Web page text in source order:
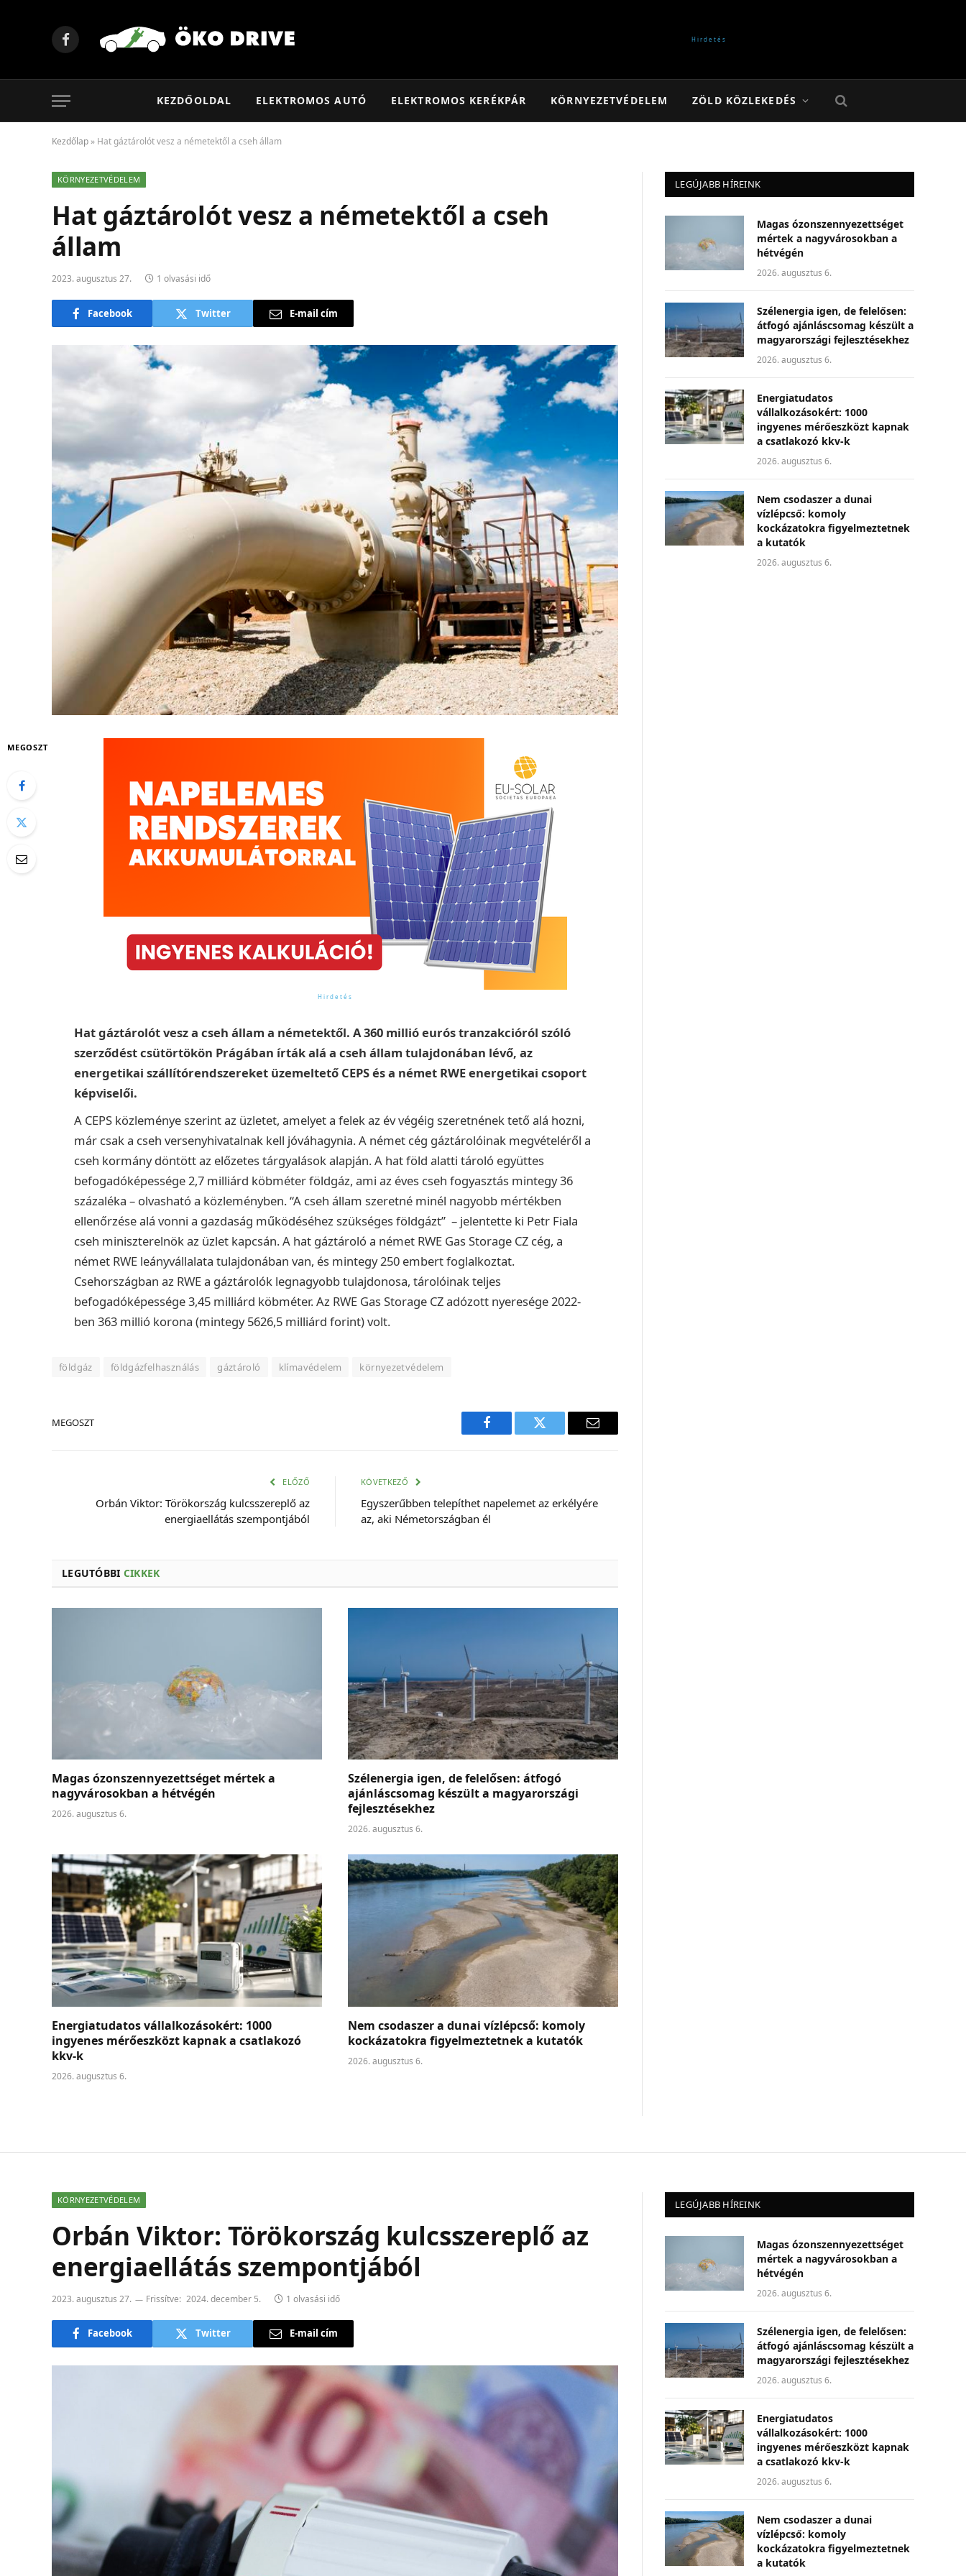
Facebook
KEZDŐOLDAL ELEKTROMOS AUTÓ ELEKTROMOS KERÉKPÁR KÖRNYEZETVÉDELEM ZÖLD KÖZLEKEDÉS
Kezdőlap » Hat gáztárolót vesz a németektől a cseh állam
KÖRNYEZETVÉDELEM
Hat gáztárolót vesz a németektől a cseh
állam
2023. augusztus 27. 1 olvasási idő
Facebook Twitter E-mail cím
MEGOSZT
Hat gáztárolót vesz a cseh állam a németektől. A 360 millió eurós tranzakcióról szóló
szerződést csütörtökön Prágában írták alá a cseh állam tulajdonában lévő, az
energetikai szállítórendszereket üzemeltető CEPS és a német RWE energetikai csoport
képviselői.
A CEPS közleménye szerint az üzletet, amelyet a felek az év végéig szeretnének tető alá hozni,
már csak a cseh versenyhivatalnak kell jóváhagynia. A német cég gáztárolóinak megvételéről a
cseh kormány döntött az előzetes tárgyalások alapján. A hat föld alatti tároló együttes
befogadóképessége 2,7 milliárd köbméter földgáz, ami az éves cseh fogyasztás mintegy 36
százaléka – olvasható a közleményben. “A cseh állam szeretné minél nagyobb mértékben
ellenőrzése alá vonni a gazdaság működéséhez szükséges földgázt” – jelentette ki Petr Fiala
cseh miniszterelnök az üzlet kapcsán. A hat gáztároló a német RWE Gas Storage CZ cég, a
német RWE leányvállalata tulajdonában van, és mintegy 250 embert foglalkoztat.
Csehországban az RWE a gáztárolók legnagyobb tulajdonosa, tárolóinak teljes
befogadóképessége 3,45 milliárd köbméter. Az RWE Gas Storage CZ adózott nyeresége 2022-
ben 363 millió korona (mintegy 5626,5 milliárd forint) volt.
földgáz földgázfelhasználás gáztároló klímavédelem környezetvédelem
MEGOSZT
Facebook Twitter
E-
ELŐZŐ
Orbán Viktor: Törökország kulcsszereplő az
energiaellátás szempontjából
KÖVETKEZŐ
Egyszerűbben telepíthet napelemet az erkélyére
az, aki Németországban él
LEGUTÓBBI CIKKEK
Magas ózonszennyezettséget mértek a
nagyvárosokban a hétvégén
2026. augusztus 6.
Szélenergia igen, de felelősen: átfogó
ajánláscsomag készült a magyarországi
fejlesztésekhez
2026. augusztus 6.
Energiatudatos vállalkozásokért: 1000
ingyenes mérőeszközt kapnak a csatlakozó
kkv-k
2026. augusztus 6.
Nem csodaszer a dunai vízlépcső: komoly
kockázatokra figyelmeztetnek a kutatók
2026. augusztus 6.
LEGÚJABB HÍREINK
Magas ózonszennyezettséget
mértek a nagyvárosokban a
hétvégén
2026. augusztus 6.
Szélenergia igen, de felelősen:
átfogó ajánláscsomag készült a
magyarországi fejlesztésekhez
2026. augusztus 6.
Energiatudatos
vállalkozásokért: 1000
ingyenes mérőeszközt kapnak
a csatlakozó kkv-k
2026. augusztus 6.
Nem csodaszer a dunai
vízlépcső: komoly
kockázatokra figyelmeztetnek
a kutatók
2026. augusztus 6.
KÖRNYEZETVÉDELEM
Orbán Viktor: Törökország kulcsszereplő az
energiaellátás szempontjából
2023. augusztus 27. Frissítve: 2024. december 5. 1 olvasási idő
Facebook Twitter E-mail cím
LEGÚJABB HÍREINK
Magas ózonszennyezettséget
mértek a nagyvárosokban a
hétvégén
2026. augusztus 6.
Szélenergia igen, de felelősen:
átfogó ajánláscsomag készült a
magyarországi fejlesztésekhez
2026. augusztus 6.
Energiatudatos
vállalkozásokért: 1000
ingyenes mérőeszközt kapnak
a csatlakozó kkv-k
2026. augusztus 6.
Nem csodaszer a dunai
vízlépcső: komoly
kockázatokra figyelmeztetnek
a kutatók